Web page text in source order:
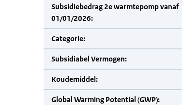
Subsidiebedrag 2e warmtepomp vanaf
01/01/2026:
Categorie:
Subsidiabel Vermogen:
Koudemiddel:
Global Warming Potential (GWP):